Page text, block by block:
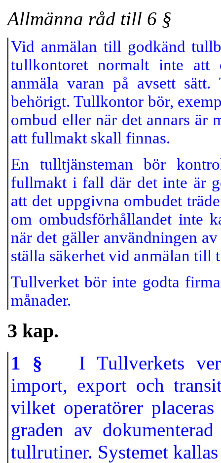
Allmänna råd till 6 §
Vid anmälan till godkänd
tullkontoret normalt inte att
anmäla varan på avsett
behörigt. Tullkontor bör,
ombud eller när det annars är
att fullmakt skall finnas.
En tulltjänsteman bör
fullmakt i fall där det inte är
att det uppgivna ombudet
om ombudsförhållandet inte
när det gäller användningen
ställa säkerhet vid anmälan till
Tullverket bör inte godta
månader.
3 kap.
1 § I Tullverkets
import, export och
vilket operatörer
graden av
tullrutiner. Systemet